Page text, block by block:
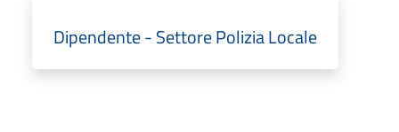
Dipendente - Settore Polizia Locale